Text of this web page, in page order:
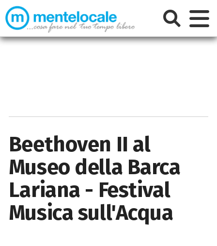
Beethoven II al
Museo della Barca
Lariana - Festival
Musica sull'Acqua